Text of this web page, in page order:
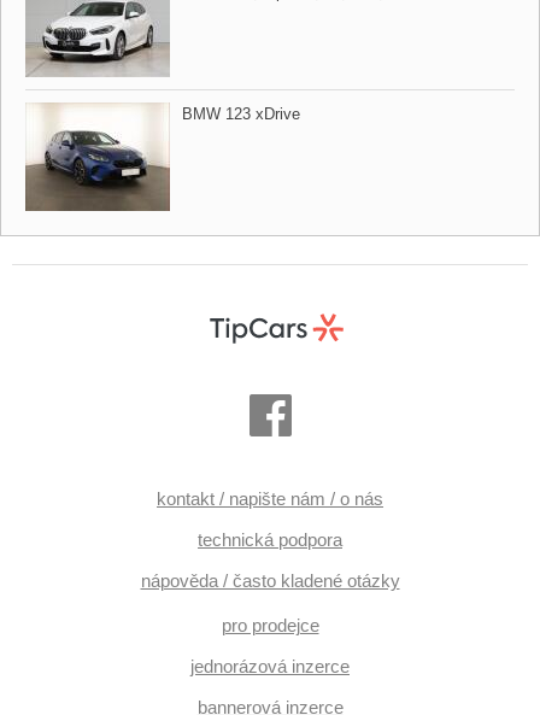
BMW 123 xDrive
kontakt / napište nám / o nás
technická podpora
nápověda / často kladené otázky
pro prodejce
jednorázová inzerce
bannerová inzerce